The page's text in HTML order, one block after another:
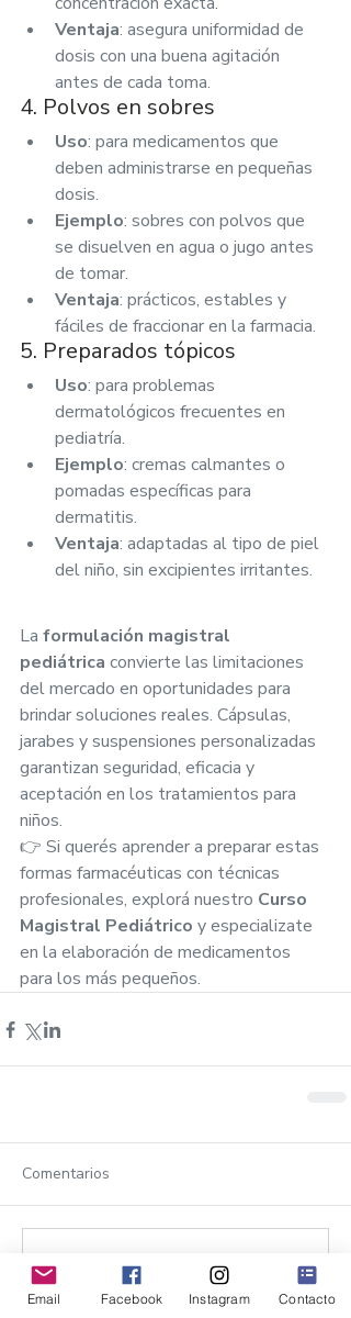
Ventaja: asegura uniformidad de
dosis con una buena agitación
antes de cada toma.
4. Polvos en sobres
Uso: para medicamentos que
deben administrarse en pequeñas
dosis.
Ejemplo: sobres con polvos que
se disuelven en agua o jugo antes
de tomar.
Ventaja: prácticos, estables y
fáciles de fraccionar en la farmacia.
5. Preparados tópicos
Uso: para problemas
dermatológicos frecuentes en
pediatría.
Ejemplo: cremas calmantes o
pomadas específicas para
dermatitis.
Ventaja: adaptadas al tipo de piel
del niño, sin excipientes irritantes.
La formulación magistral
pediátrica convierte las limitaciones
del mercado en oportunidades para
brindar soluciones reales. Cápsulas,
jarabes y suspensiones personalizadas
garantizan seguridad, eficacia y
aceptación en los tratamientos para
niños.
👉 Si querés aprender a preparar estas
formas farmacéuticas con técnicas
profesionales, explorá nuestro Curso
Magistral Pediátrico y especializate
en la elaboración de medicamentos
para los más pequeños.
Comentarios
Email Facebook Instagram Contacto